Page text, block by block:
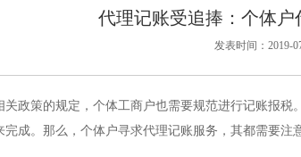
代理记账受追捧：个体户
发表时间：2019-
关政策的规定，个体工商户也需要规范进行记账报
成。那么，个体户寻求代理记账服务，其都需要注